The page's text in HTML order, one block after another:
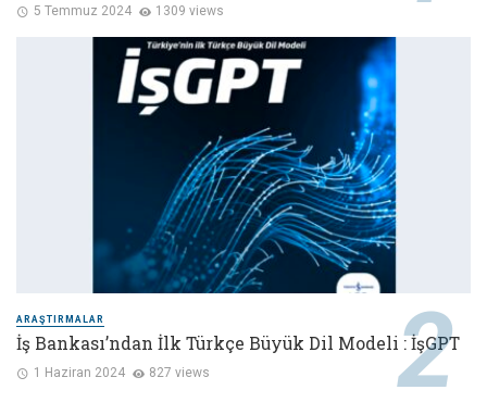
5 Temmuz 2024 1309 views
ARAŞTIRMALAR
İş Bankası’ndan İlk Türkçe Büyük Dil Modeli : İşGPT
1 Haziran 2024 827 views